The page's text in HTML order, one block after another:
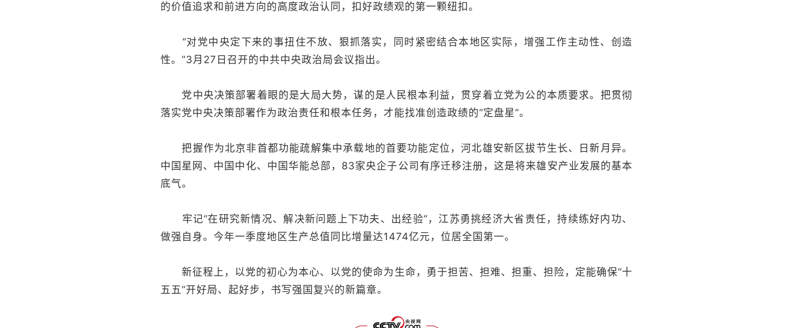
的价值追求和前进方向的高度政治认同，扣好政绩观的第一颗纽扣。
“对党中央定下来的事扭住不放、狠抓落实，同时紧密结合本地区实际，增强工作主动性、创造
性。”3月27日召开的中共中央政治局会议指出。
党中央决策部署着眼的是大局大势，谋的是人民根本利益，贯穿着立党为公的本质要求。把贯彻
落实党中央决策部署作为政治责任和根本任务，才能找准创造政绩的“定盘星”。
把握作为北京非首都功能疏解集中承载地的首要功能定位，河北雄安新区拔节生长、日新月异。
中国星网、中国中化、中国华能总部，83家央企子公司有序迁移注册，这是将来雄安产业发展的基本
底气。
牢记“在研究新情况、解决新问题上下功夫、出经验”，江苏勇挑经济大省责任，持续练好内功、
做强自身。今年一季度地区生产总值同比增量达1474亿元，位居全国第一。
新征程上，以党的初心为本心、以党的使命为生命，勇于担苦、担难、担重、担险，定能确保“十
五五”开好局、起好步，书写强国复兴的新篇章。